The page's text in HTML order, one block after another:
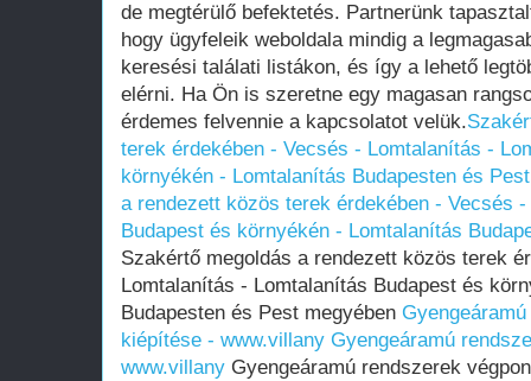
de megtérülő befektetés. Partnerünk
hogy ügyfeleik weboldala mindig a
keresési találati listákon, és így a lehető
elérni. Ha Ön is szeretne egy magasan
érdemes felvennie a kapcsolatot velük.
terek érdekében - Vecsés - Lomtalanítás -
környékén - Lomtalanítás Budapesten és
a rendezett közös terek érdekében - Vecsés
Budapest és környékén - Lomtalanítás
Szakértő megoldás a rendezett közös terek
Lomtalanítás - Lomtalanítás Budapest és
Budapesten és Pest megyében
kiépítése - www.villany Gyengeáramú
www.villany Gyengeáramú rendszerek